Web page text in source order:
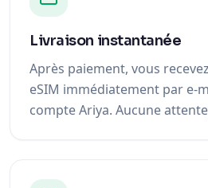
Livraison instantanée
Après paiement, vous
eSIM immédiatement par e-
compte Ariya. Aucune